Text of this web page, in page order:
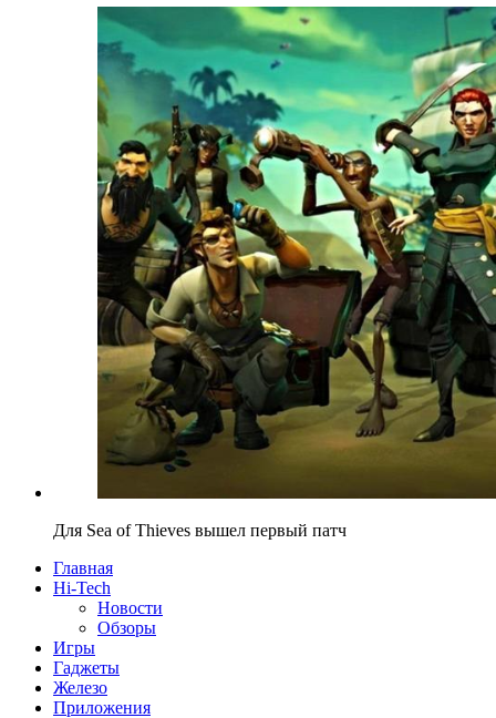
Для Sea of Thieves вышел первый патч
Главная
Hi-Tech
Новости
Обзоры
Игры
Гаджеты
Железо
Приложения